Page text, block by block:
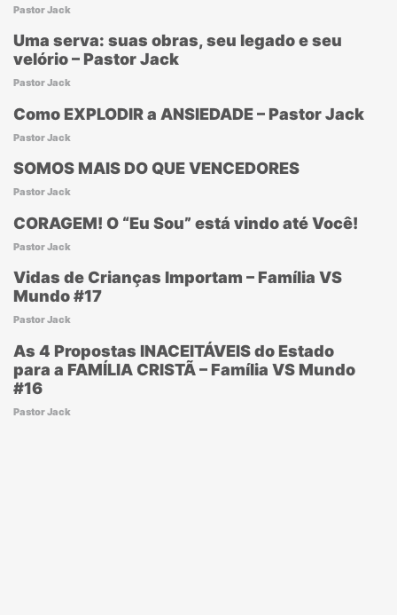
Pastor Jack
Uma serva: suas obras, seu legado e seu
velório – Pastor Jack
Pastor Jack
Como EXPLODIR a ANSIEDADE – Pastor Jack
Pastor Jack
SOMOS MAIS DO QUE VENCEDORES
Pastor Jack
CORAGEM! O “Eu Sou” está vindo até Você!
Pastor Jack
Vidas de Crianças Importam – Família VS
Mundo #17
Pastor Jack
As 4 Propostas INACEITÁVEIS do Estado
para a FAMÍLIA CRISTÃ – Família VS Mundo
#16
Pastor Jack